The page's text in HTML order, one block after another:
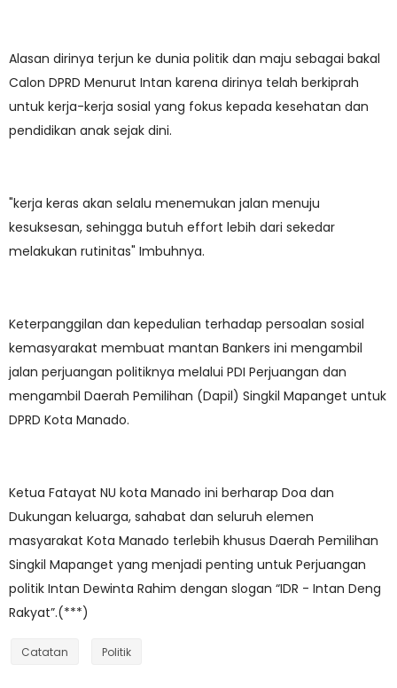
Alasan dirinya terjun ke dunia politik dan maju sebagai bakal
Calon DPRD Menurut Intan karena dirinya telah berkiprah
untuk kerja-kerja sosial yang fokus kepada kesehatan dan
pendidikan anak sejak dini.
"kerja keras akan selalu menemukan jalan menuju
kesuksesan, sehingga butuh effort lebih dari sekedar
melakukan rutinitas" Imbuhnya.
Keterpanggilan dan kepedulian terhadap persoalan sosial
kemasyarakat membuat mantan Bankers ini mengambil
jalan perjuangan politiknya melalui PDI Perjuangan dan
mengambil Daerah Pemilihan (Dapil) Singkil Mapanget untuk
DPRD Kota Manado.
Ketua Fatayat NU kota Manado ini berharap Doa dan
Dukungan keluarga, sahabat dan seluruh elemen
masyarakat Kota Manado terlebih khusus Daerah Pemilihan
Singkil Mapanget yang menjadi penting untuk Perjuangan
politik Intan Dewinta Rahim dengan slogan “IDR - Intan Deng
Rakyat”.(***)
Catatan Politik